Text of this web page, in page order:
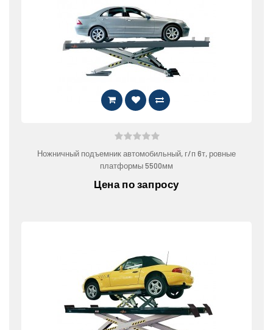
Ножничный подъемник автомобильный, г/п 6т, ровные
платформы 5500мм
Цена по запросу